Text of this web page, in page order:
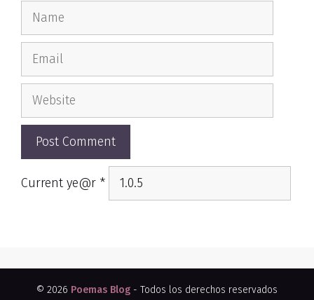
Name
Email
Website
Current ye@r *
© 2026 Poemas Blog - Todos los derechos reservados